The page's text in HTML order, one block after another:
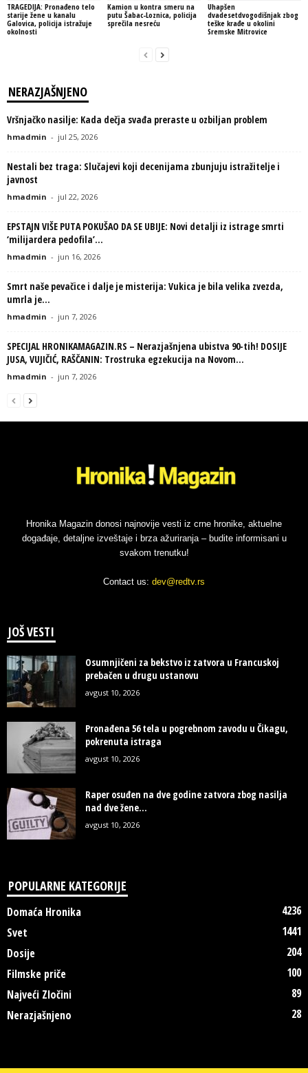
TRAGEDIJA: Pronađeno telo
starije žene u kanalu
Galovica, policija istražuje
okolnosti
Kamion u kontra smeru na
putu Šabac-Loznica, policija
sprečila nesreću
Uhapšen
dvadesetdvogodišnjak zbog
teške krađe u okolini
Sremske Mitrovice
NERAZJAŠNJENO
Vršnjačko nasilje: Kada dečja svađa preraste u ozbiljan problem
hmadmin - jul 25, 2026
Nestali bez traga: Slučajevi koji decenijama zbunjuju istražitelje i
javnost
hmadmin - jul 22, 2026
EPSTAJN VIŠE PUTA POKUŠAO DA SE UBIJE: Novi detalji iz istrage smrti
‘milijardera pedofila’...
hmadmin - jun 16, 2026
Smrt naše pevačice i dalje je misterija: Vukica je bila velika zvezda,
umrla je...
hmadmin - jun 7, 2026
SPECIJAL HRONIKAMAGAZIN.RS – Nerazjašnjena ubistva 90-tih! DOSIJE
JUSA, VUJIČIĆ, RAŠČANIN: Trostruka egzekucija na Novom...
hmadmin - jun 7, 2026
Hronika Magazin donosi najnovije vesti iz crne hronike, aktuelne
događaje, detaljne izveštaje i brza ažuriranja – budite informisani u
svakom trenutku!
Contact us: dev@redtv.rs
JOŠ VESTI
Osumnjičeni za bekstvo iz zatvora u Francuskoj
prebačen u drugu ustanovu
avgust 10, 2026
Pronađena 56 tela u pogrebnom zavodu u Čikagu,
pokrenuta istraga
avgust 10, 2026
Raper osuđen na dve godine zatvora zbog nasilja
nad dve žene...
avgust 10, 2026
POPULARNE KATEGORIJE
Domaća Hronika
4236
Svet
1441
Dosije
204
Filmske priče
100
Najveći Zločini
89
Nerazjašnjeno
28